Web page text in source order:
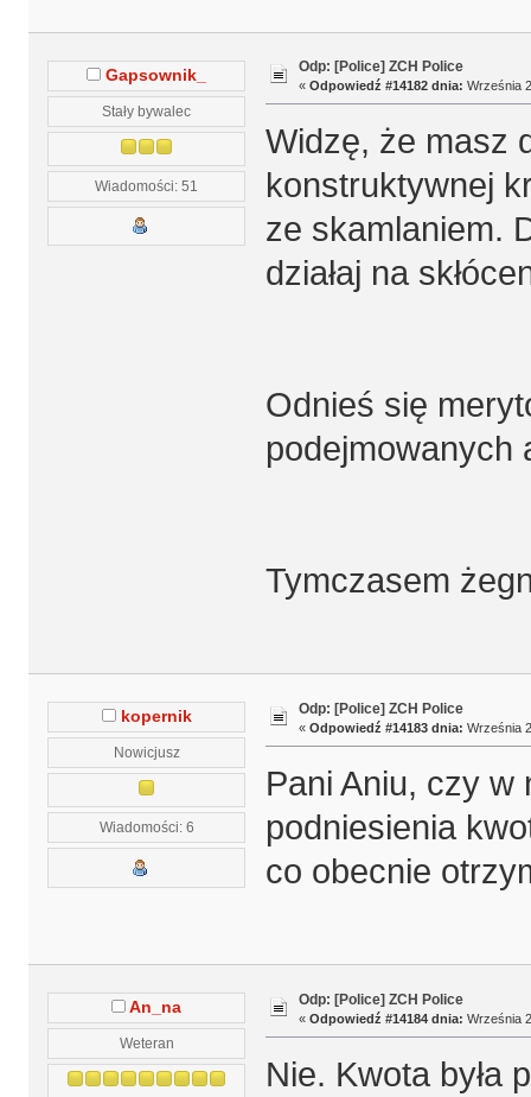
Gapsownik_
Stały bywalec
Wiadomości: 51
Odp: [Police] ZCH Police
« Odpowiedź #14182 dnia: Września
Widzę, że masz
konstruktywnej
ze skamlaniem.
działaj na
Odnieś się
podejmowanych
Tymczasem
kopernik
Nowicjusz
Wiadomości: 6
Odp: [Police] ZCH Police
« Odpowiedź #14183 dnia: Września
Pani Aniu, czy w
podniesienia
co obecnie
An_na
Weteran
Odp: [Police] ZCH Police
« Odpowiedź #14184 dnia: Września
Nie. Kwota była